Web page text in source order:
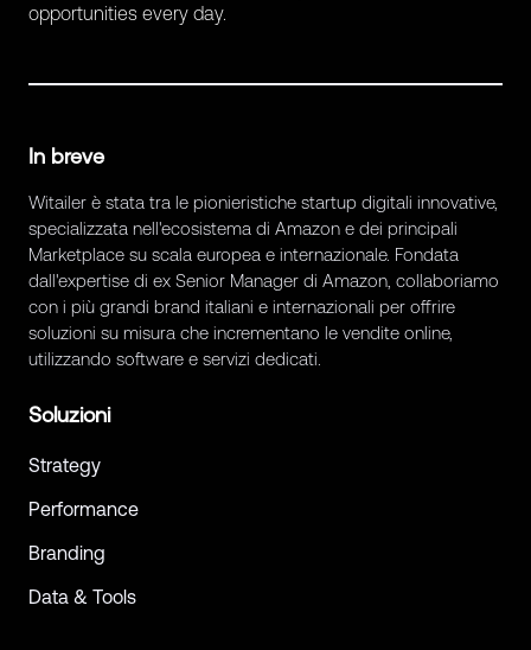
opportunities every day.
In breve
Witailer è stata tra le pionieristiche startup digitali innovative,
specializzata nell'ecosistema di Amazon e dei principali
Marketplace su scala europea e internazionale. Fondata
dall'expertise di ex Senior Manager di Amazon, collaboriamo
con i più grandi brand italiani e internazionali per offrire
soluzioni su misura che incrementano le vendite online,
utilizzando software e servizi dedicati.
Soluzioni
Strategy
Performance
Branding
Data & Tools